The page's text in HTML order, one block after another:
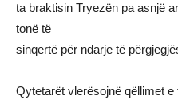
ta braktisin Tryezën pa asnjë
tonë të
sinqertë për ndarje të
Qytetarët vlerësojnë qëllimet